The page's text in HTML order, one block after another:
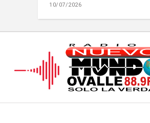
10/07/2026